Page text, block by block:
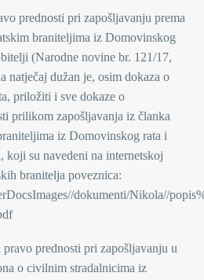
prednosti pri zapošljavanju prema
braniteljima iz Domovinskog
(Narodne novine br. 121/17,
natječaj dužan je, osim dokaza o
priložiti i sve dokaze o
prilikom zapošljavanja iz članka
iz Domovinskog rata i
su navedeni na internetskoj
branitelja poveznica:
dokumenti/Nikola//
prednosti pri zapošljavanju u
o civilnim stradalnicima iz